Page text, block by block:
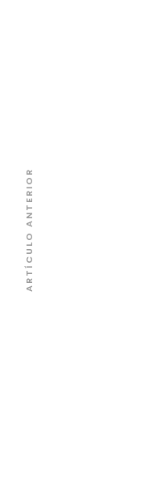
ARTÍCULO ANTERIOR